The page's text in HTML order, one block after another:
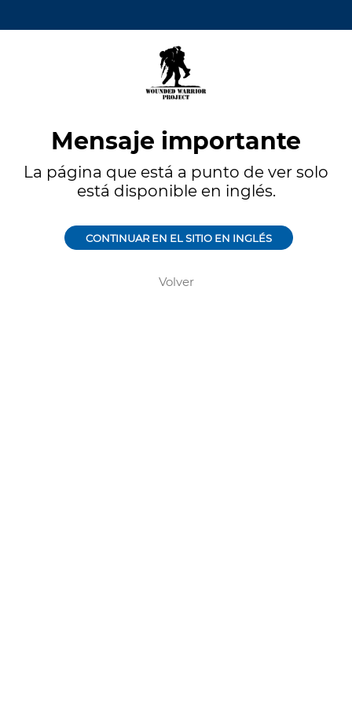
Mensaje importante
La página que está a punto de ver solo
está disponible en inglés.
CONTINUAR EN EL SITIO EN INGLÉS
Volver